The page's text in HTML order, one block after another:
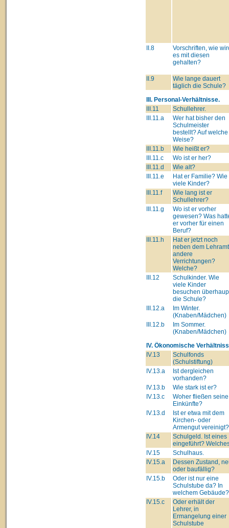
II.8
Vorschriften, wie
es mit diesen
gehalten?
II.9
Wie lange dauert
täglich die Schule?
III. Personal-Verhältnisse.
III.11
Schullehrer.
III.11.a
Wer hat bisher den
Schulmeister
bestellt? Auf welche
Weise?
III.11.b
Wie heißt er?
III.11.c
Wo ist er her?
III.11.d
Wie alt?
III.11.e
Hat er Familie? Wie
viele Kinder?
III.11.f
Wie lang ist er
Schullehrer?
III.11.g
Wo ist er vorher
gewesen? Was
er vorher für einen
Beruf?
III.11.h
Hat er jetzt noch
neben dem
andere
Verrichtungen?
Welche?
III.12
Schulkinder. Wie
viele Kinder
besuchen
die Schule?
III.12.a
Im Winter.
(Knaben/Mädchen)
III.12.b
Im Sommer.
(Knaben/Mädchen)
IV. Ökonomische
IV.13
Schulfonds
(Schulstiftung)
IV.13.a
Ist dergleichen
vorhanden?
IV.13.b
Wie stark ist er?
IV.13.c
Woher fließen seine
Einkünfte?
IV.13.d
Ist er etwa mit dem
Kirchen- oder
Armengut vereinigt?
IV.14
Schulgeld. Ist eines
eingeführt?
IV.15
Schulhaus.
IV.15.a
Dessen Zustand,
oder baufällig?
IV.15.b
Oder ist nur eine
Schulstube da? In
welchem Gebäude?
IV.15.c
Oder erhält der
Lehrer, in
Ermangelung einer
Schulstube